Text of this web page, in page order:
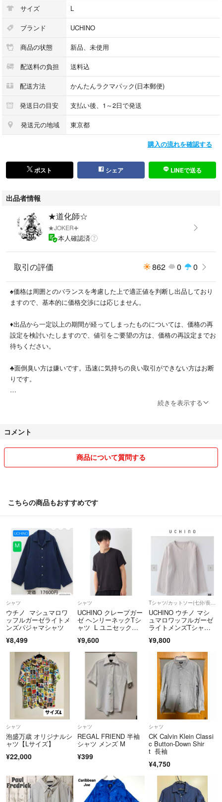
度の高い撚糸を使用して3重以上の多層に織り上げた革新的なガーゼ素材
やわらかな肌触りと強度を両立させ、高い保温性と通気性、吸湿・吸水性
を兼ね備えた、年間を通じて快適にご使用いただける素材です。
＜特許・認証・受賞＞
・おもてなしセレクション金賞受賞
（2015年～2024年 10年連続）
・百貨店バイヤーズ賞リビングベストセラー賞受賞
（2015年度～2024年度 10年連続受賞）
・マシュマロガーゼ®は日本アトピー協会の推薦品です
定価 12100円
サイズ L
ブランド UCHINO
商品の状態 新品、未使用
配送料の負担 送料込
配送方法 かんたんラクマパック(日本郵便)
発送日の目安 支払い後、1～2日で発送
発送元の地域 東京都
購入の流れを確認する
ポスト シェア LINEで送る
出品者情報
★道化師☆
★JOKER➕
本人確認済
取引の評価 862 0 0
♠️価格は周囲とのバランスを考慮した上で適正値を判断し出品しており
ますので、基本的に価格交渉には応じません。
♦️出品から一定以上の期間が経ってしまったものについては、価格の再
設定を検討いたしますので、値引をご要望の方は、価格の再設定までお
待ちください。
♣️面倒臭い方は嫌いです。迅速に気持ちの良い取引ができない方はお断
りです。
ます。お買い物はお早めに。
続きを表示する
コメント
商品について質問する
こちらの商品もおすすめです
シャツ
ウチノ マシュマロワ
ッフルガーゼライトメ
ンズパジャマシャツ
¥8,499
シャツ
UCHINO クレープガー
ゼ ヘンリーネックTシ
ャツ L ユニセック
¥9,600
Tシャツ/カットソー(七分/長袖)
UCHINO ウチノ マシ
ュマロワッフルガーゼ
ライトメンズTシャ
¥9,800
シャツ
泡盛万歳 オリジナルシ
ャツ【Lサイズ】
¥22,000
シャツ
REGAL FRIEND 半袖
シャツ メンズ M
¥399
シャツ
CK Calvin Klein Classi
c Button-Down Shir
t 長袖
¥4,750